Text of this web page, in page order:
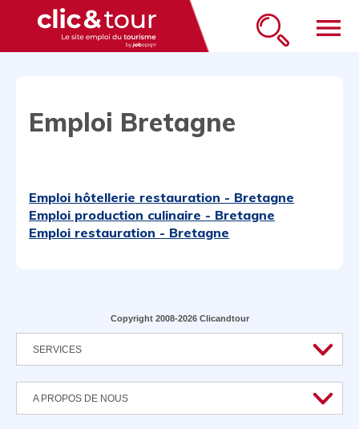
menu
Emploi Bretagne
Emploi hôtellerie restauration - Bretagne
Emploi production culinaire - Bretagne
Emploi restauration - Bretagne
Copyright 2008-2026 Clicandtour
SERVICES
A PROPOS DE NOUS